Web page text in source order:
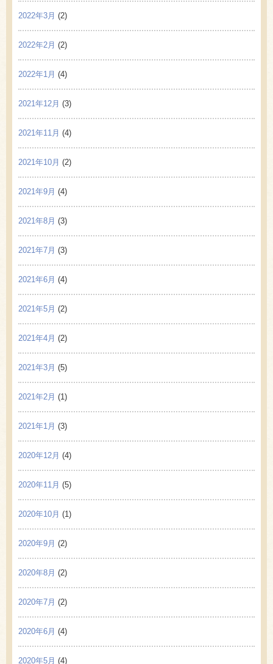
2022年3月 (2)
2022年2月 (2)
2022年1月 (4)
2021年12月 (3)
2021年11月 (4)
2021年10月 (2)
2021年9月 (4)
2021年8月 (3)
2021年7月 (3)
2021年6月 (4)
2021年5月 (2)
2021年4月 (2)
2021年3月 (5)
2021年2月 (1)
2021年1月 (3)
2020年12月 (4)
2020年11月 (5)
2020年10月 (1)
2020年9月 (2)
2020年8月 (2)
2020年7月 (2)
2020年6月 (4)
2020年5月 (4)